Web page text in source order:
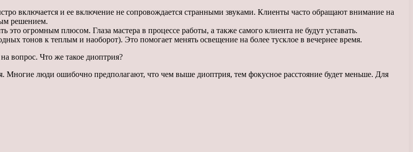
включается и ее включение не сопровождается странными звуками. Клиенты часто обращают внимание на
решением.
огромным плюсом. Глаза мастера в процессе работы, а также самого клиента не будут уставать.
тонов к теплым и наоборот). Это помогает менять освещение на более тусклое в вечернее время.
вопрос. Что же такое диоптрия?
Многие люди ошибочно предполагают, что чем выше диоптрия, тем фокусное расстояние будет меньше. Для